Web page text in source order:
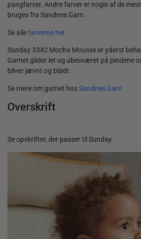
pangfarver. Andre farver er nogle af de
bruges fra Sandnes Garn.
Se allefarverne her
Sunday 3342 Mocha Mousse er yderst
Garnet glider let og ubesværet på pindene
bliver jævnt og blødt.
Se mere om garnet hosSandnes Garn
Overskrift
Se opskrifter, der passer til Sunday